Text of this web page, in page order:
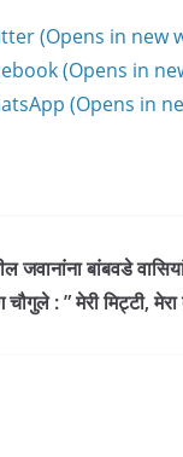
(Opens in new
(Opens in
(Opens in
जवानांना बांबवडे
: ” मेरी मिट्टी,